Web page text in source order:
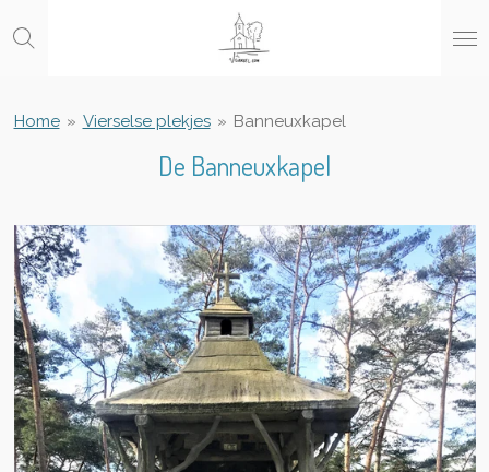
direct
hoofdinhoud
Home » Vierselse plekjes » Banneuxkapel
De Banneuxkapel